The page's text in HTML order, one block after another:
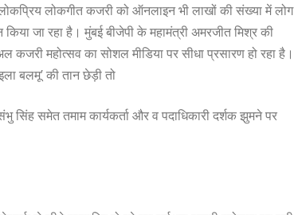
लोकगीत कजरी को ऑनलाइन भी लाखों की संख्या में लोग
जा रहा है। मुंबई बीजेपी के महामंत्री अमरजीत मिश्र की
महोत्सव का सोशल मीडिया पर सीधा प्रसारण हो रहा है।
बलमू’ की तान छेड़ी तो
समेत तमाम कार्यकर्ता और व पदाधिकारी दर्शक झुमने पर